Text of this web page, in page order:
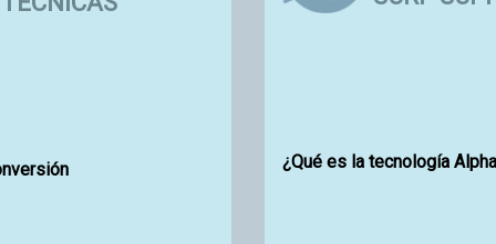
Australia
¿Cómo elegir sus quillas Futures Fins
?
Resina
Viral de